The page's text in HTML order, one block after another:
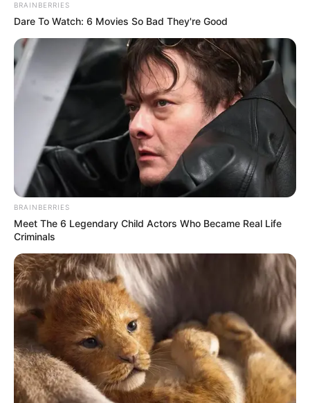
ΣΠΑΜΕ ΤΟ ΜΑΤΡΙΞ – ΤΟ ΒΙΒΛΙΟ
BRAINBERRIES
Dare To Watch: 6 Movies So Bad They're Good
BRAINBERRIES
Meet The 6 Legendary Child Actors Who Became Real Life
Criminals